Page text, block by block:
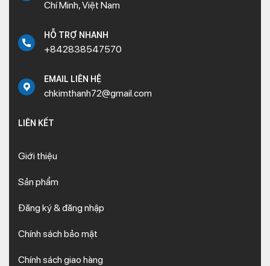
Chí Minh, Việt Nam
HỖ TRỢ NHANH
+842838547570
EMAIL LIÊN HỆ
chkimthanh72@gmail.com
LIÊN KẾT
Giới thiệu
Sản phẩm
Đăng ký & đăng nhập
Chính sách bảo mật
Chính sách giao hàng